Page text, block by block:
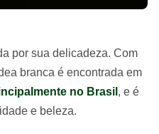
por sua delicadeza. Com
branca é encontrada em
no Brasil , e é
e beleza.